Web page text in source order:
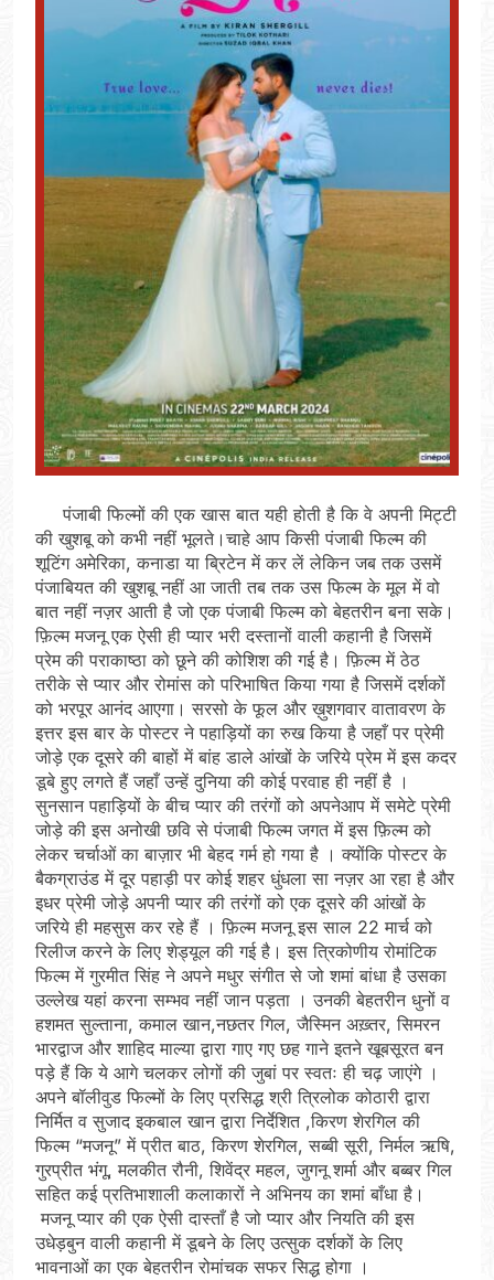
पंजाबी फिल्मों की एक खास बात यही होती है कि वे अपनी मिट्टी
की खुशबू को कभी नहीं भूलते।चाहे आप किसी पंजाबी फिल्म की
शूटिंग अमेरिका, कनाडा या ब्रिटेन में कर लें लेकिन जब तक उसमें
पंजाबियत की खुशबू नहीं आ जाती तब तक उस फिल्म के मूल में वो
बात नहीं नज़र आती है जो एक पंजाबी फिल्म को बेहतरीन बना सके।
फ़िल्म मजनू एक ऐसी ही प्यार भरी दस्तानों वाली कहानी है जिसमें
प्रेम की पराकाष्ठा को छूने की कोशिश की गई है। फ़िल्म में ठेठ
तरीके से प्यार और रोमांस को परिभाषित किया गया है जिसमें दर्शकों
को भरपूर आनंद आएगा। सरसो के फूल और ख़ुशगवार वातावरण के
इत्तर इस बार के पोस्टर ने पहाड़ियों का रुख किया है जहाँ पर प्रेमी
जोड़े एक दूसरे की बाहों में बांह डाले आंखों के जरिये प्रेम में इस कदर
डूबे हुए लगते हैं जहाँ उन्हें दुनिया की कोई परवाह ही नहीं है ।
सुनसान पहाड़ियों के बीच प्यार की तरंगों को अपनेआप में समेटे प्रेमी
जोड़े की इस अनोखी छवि से पंजाबी फिल्म जगत में इस फ़िल्म को
लेकर चर्चाओं का बाज़ार भी बेहद गर्म हो गया है । क्योंकि पोस्टर के
बैकग्राउंड में दूर पहाड़ी पर कोई शहर धुंधला सा नज़र आ रहा है और
इधर प्रेमी जोड़े अपनी प्यार की तरंगों को एक दूसरे की आंखों के
जरिये ही महसुस कर रहे हैं । फ़िल्म मजनू इस साल 22 मार्च को
रिलीज करने के लिए शेड्यूल की गई है। इस त्रिकोणीय रोमांटिक
फिल्म में गुरमीत सिंह ने अपने मधुर संगीत से जो शमां बांधा है उसका
उल्लेख यहां करना सम्भव नहीं जान पड़ता । उनकी बेहतरीन धुनों व
हशमत सुल्ताना, कमाल खान,नछतर गिल, जैस्मिन अख़्तर, सिमरन
भारद्वाज और शाहिद माल्या द्वारा गाए गए छह गाने इतने खूबसूरत बन
पड़े हैं कि ये आगे चलकर लोगों की जुबां पर स्वतः ही चढ़ जाएंगे ।
अपने बॉलीवुड फिल्मों के लिए प्रसिद्ध श्री त्रिलोक कोठारी द्वारा
निर्मित व सुजाद इकबाल खान द्वारा निर्देशित ,किरण शेरगिल की
फिल्म “मजनू” में प्रीत बाठ, किरण शेरगिल, सब्बी सूरी, निर्मल ऋषि,
गुरप्रीत भंगू, मलकीत रौनी, शिवेंद्र महल, जुगनू शर्मा और बब्बर गिल
सहित कई प्रतिभाशाली कलाकारों ने अभिनय का शमां बाँधा है।
मजनू प्यार की एक ऐसी दास्ताँ है जो प्यार और नियति की इस
उधेड़बुन वाली कहानी में डूबने के लिए उत्सुक दर्शकों के लिए
भावनाओं का एक बेहतरीन रोमांचक सफर सिद्ध होगा ।